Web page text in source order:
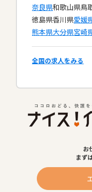
奈良県和歌山県鳥
徳島県香川県愛媛
熊本県大分県宮崎
全国の求人をみる
お
まず